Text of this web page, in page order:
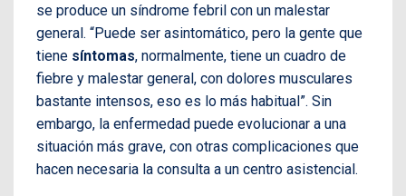
se produce un síndrome febril con un malestar
general. “Puede ser asintomático, pero la gente que
tiene síntomas, normalmente, tiene un cuadro de
fiebre y malestar general, con dolores musculares
bastante intensos, eso es lo más habitual”. Sin
embargo, la enfermedad puede evolucionar a una
situación más grave, con otras complicaciones que
hacen necesaria la consulta a un centro asistencial.